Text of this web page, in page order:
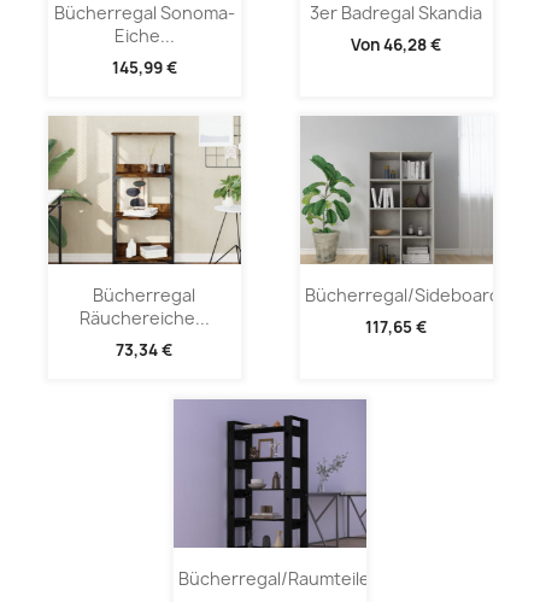
Bücherregal Sonoma-
Eiche...
145,99 €
3er Badregal Skandia
Von46,28 €
Bücherregal
Räuchereiche...
73,34 €
Bücherregal/Sideboard...
117,65 €
Bücherregal/Raumteiler...